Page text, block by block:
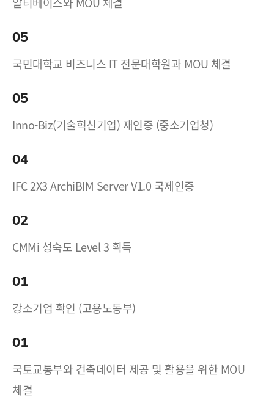
05
국민대학교 비즈니스 IT 전문대학원과 MOU 체결
05
Inno-Biz(기술혁신기업) 재인증 (중소기업청)
04
IFC 2X3 ArchiBIM Server V1.0 국제인증
02
CMMi 성숙도 Level 3 획득
01
강소기업 확인 (고용노동부)
01
국토교통부와 건축데이터 제공 및 활용을 위한 MOU
체결